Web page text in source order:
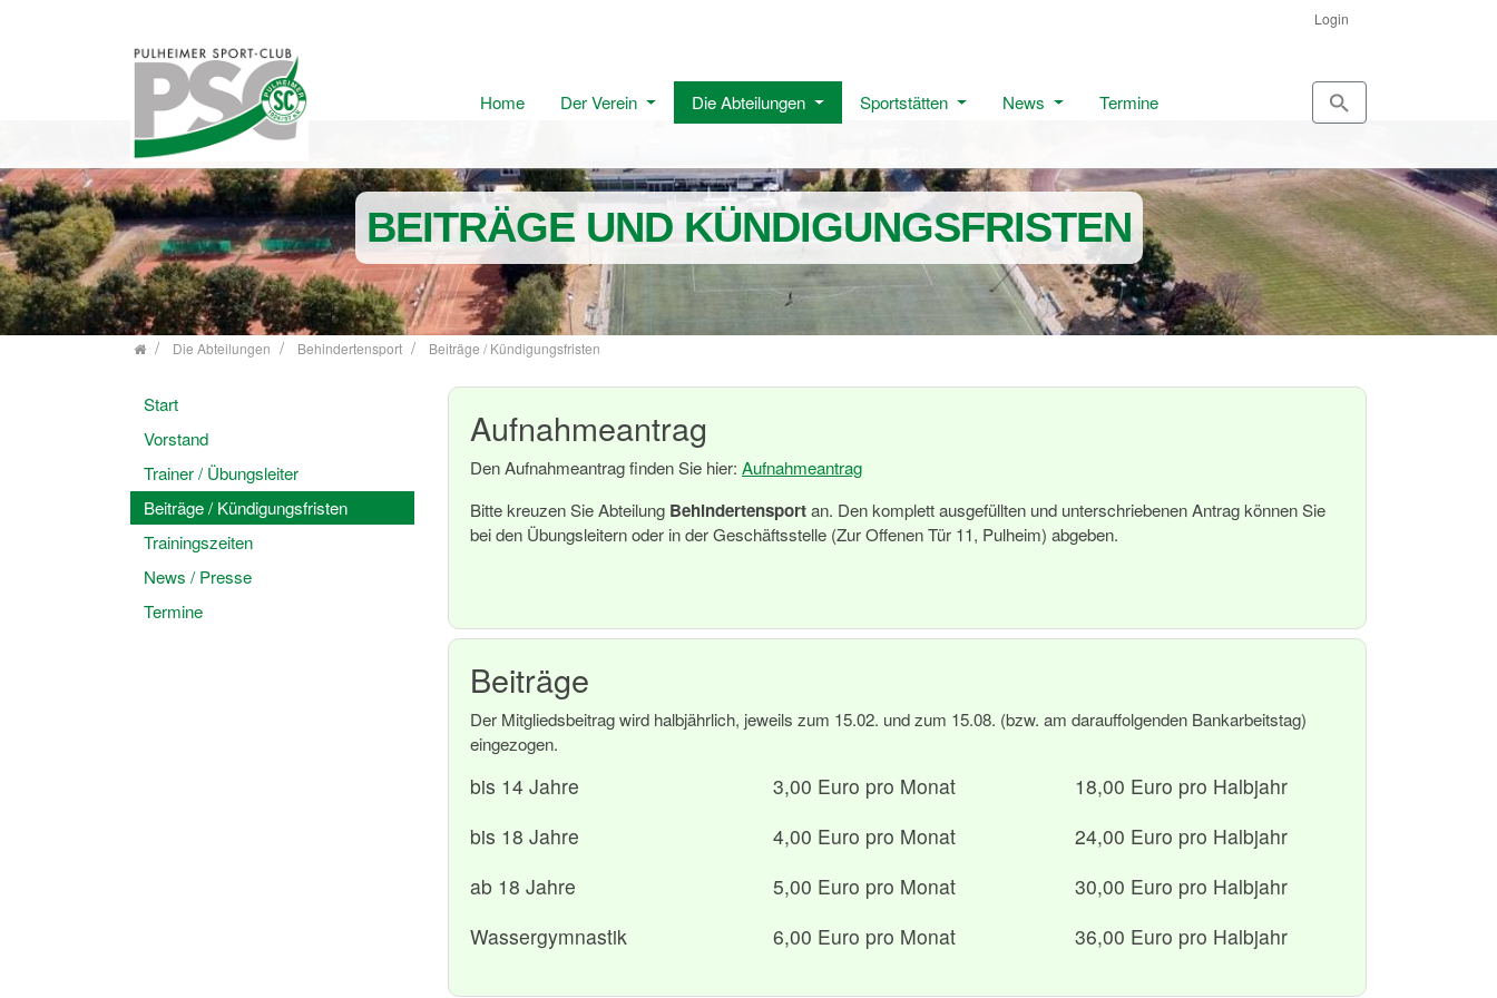
Login
Home Der Verein Die Abteilungen Sportstätten News Termine
BEITRÄGE UND KÜNDIGUNGSFRISTEN
Die Abteilungen Behindertensport Beiträge / Kündigungsfristen
Start
Vorstand
Trainer / Übungsleiter
Beiträge / Kündigungsfristen
Trainingszeiten
News / Presse
Termine
Aufnahmeantrag
Den Aufnahmeantrag finden Sie hier: Aufnahmeantrag
Bitte kreuzen Sie Abteilung Behindertensportan. Den komplett ausgefüllten und unterschriebenen Antrag können Sie
bei den Übungsleitern oder in der Geschäftsstelle (Zur Offenen Tür 11, Pulheim) abgeben.
Beiträge
Der Mitgliedsbeitrag wird halbjährlich, jeweils zum 15.02. und zum 15.08. (bzw. am darauffolgenden Bankarbeitstag)
eingezogen.
bis 14 Jahre 3,00 Euro pro Monat
18,00 Euro pro Halbjahr
bis 18 Jahre
4,00 Euro pro Monat
24,00 Euro pro Halbjahr
ab 18 Jahre
5,00 Euro pro Monat
30,00 Euro pro Halbjahr
Wassergymnastik
6,00 Euro pro Monat 36,00 Euro pro Halbjahr